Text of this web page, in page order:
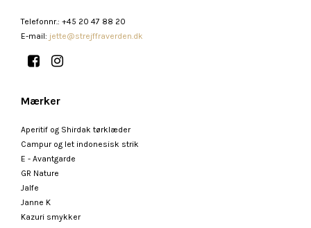
Telefonnr.: +45 20 47 88 20
E-mail: jette@strejffraverden.dk
Mærker
Aperitif og Shirdak tørklæder
Campur og let indonesisk strik
E - Avantgarde
GR Nature
Jalfe
Janne K
Kazuri smykker